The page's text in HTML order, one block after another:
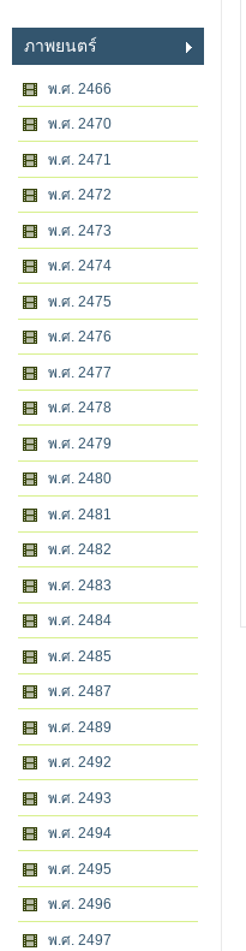
ภาพยนตร์
พ.ศ. 2466
พ.ศ. 2470
พ.ศ. 2471
พ.ศ. 2472
พ.ศ. 2473
พ.ศ. 2474
พ.ศ. 2475
พ.ศ. 2476
พ.ศ. 2477
พ.ศ. 2478
พ.ศ. 2479
พ.ศ. 2480
พ.ศ. 2481
พ.ศ. 2482
พ.ศ. 2483
พ.ศ. 2484
พ.ศ. 2485
พ.ศ. 2487
พ.ศ. 2489
พ.ศ. 2492
พ.ศ. 2493
พ.ศ. 2494
พ.ศ. 2495
พ.ศ. 2496
พ.ศ. 2497